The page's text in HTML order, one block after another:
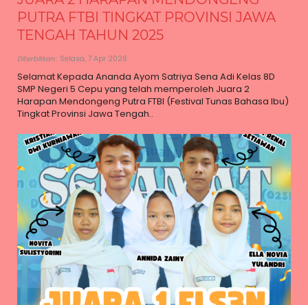
PUTRA FTBI TINGKAT PROVINSI JAWA
TENGAH TAHUN 2025
Diterbitkan: Selasa, 7 Apr 2026
Selamat Kepada Ananda Ayom Satriya Sena Adi Kelas 8D
SMP Negeri 5 Cepu yang telah memperoleh Juara 2
Harapan Mendongeng Putra FTBI (Festival Tunas Bahasa Ibu)
Tingkat Provinsi Jawa Tengah..